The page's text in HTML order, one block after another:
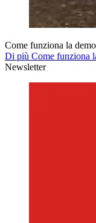
Come funziona la
Di più Come funziona
Newsletter